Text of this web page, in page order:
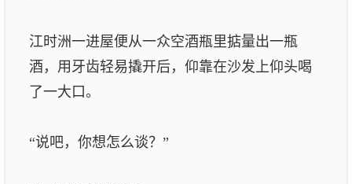
江时洲一进屋便从一众空酒瓶里掂量出一瓶
酒，用牙齿轻易撬开后，仰靠在沙发上仰头喝
了一大口。
“说吧，你想怎么谈？”